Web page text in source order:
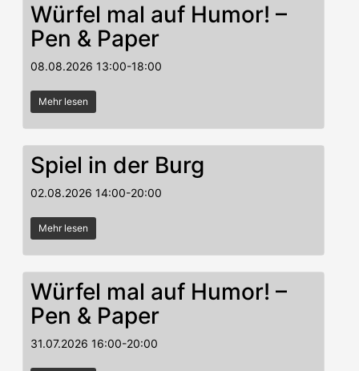
Würfel mal auf Humor! –
Pen & Paper
08.08.2026 13:00-18:00
Mehr lesen
Spiel in der Burg
02.08.2026 14:00-20:00
Mehr lesen
Würfel mal auf Humor! –
Pen & Paper
31.07.2026 16:00-20:00